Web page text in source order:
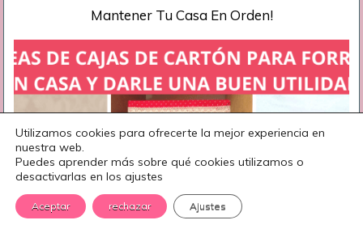
Mantener Tu Casa En Orden!
Utilizamos cookies para ofrecerte la mejor experiencia en
nuestra web.
Puedes aprender más sobre qué cookies utilizamos o
desactivarlas en los ajustes
Aceptar rechazar Ajustes